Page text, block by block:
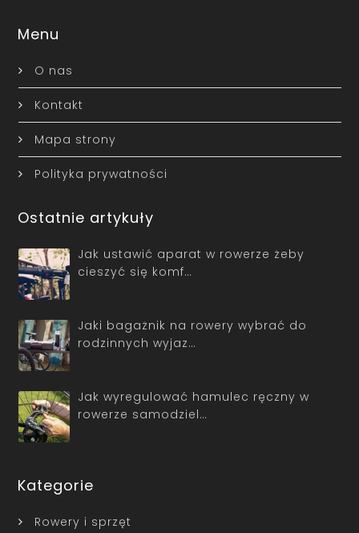
Menu
O nas
Kontakt
Mapa strony
Polityka prywatności
Ostatnie artykuły
Jak ustawić aparat w rowerze żeby
cieszyć się komf…
Jaki bagażnik na rowery wybrać do
rodzinnych wyjaz…
Jak wyregulować hamulec ręczny w
rowerze samodziel…
Kategorie
Rowery i sprzęt